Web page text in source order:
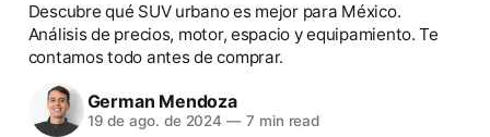
Descubre qué SUV urbano es mejor para México.
Análisis de precios, motor, espacio y equipamiento. Te
contamos todo antes de comprar.
German Mendoza
19 de ago. de 2024 — 7 min read